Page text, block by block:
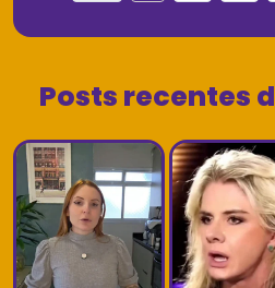
Posts recentes